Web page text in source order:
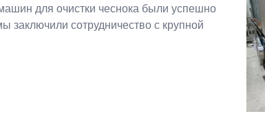
для очистки чеснока были успешно
сотрудничество с крупной